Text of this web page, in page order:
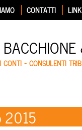
CONTATTI LINK
– CONSULENTI
2015